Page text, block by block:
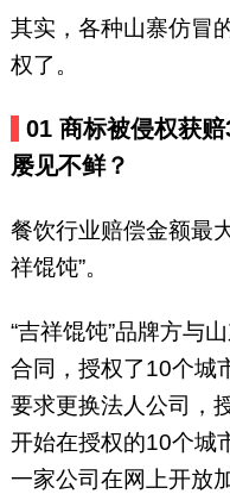
其实，各种山寨仿冒
权了。
01商标被侵权获
屡见不鲜？
餐饮行业赔偿金额最
祥馄饨”。
“吉祥馄饨”品牌方与
合同，授权了10个城
要求更换法人公司，
开始在授权的10个城
一家公司在网上开放